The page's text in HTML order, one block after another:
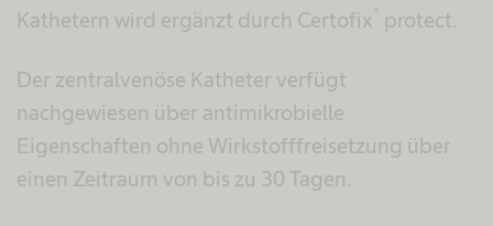
Kathetern wird ergänzt durch Certofix
protect.
Der zentralvenöse Katheter verfügt
nachgewiesen über antimikrobielle
Eigenschaften ohne Wirkstofffreisetzung über
einen Zeitraum von bis zu 30 Tagen.